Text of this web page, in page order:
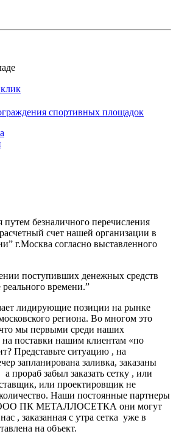
спортивных площадок
путем безналичного перечисления
счет нашей организации в
г.Москва согласно выставленного
поступивших денежных средств
времени.”
лидирующие позиции на рынке
региона. Во многом это
что мы первыми среди наших
поставки нашим клиентам «по
Представьте ситуацию , на
запланирована заливка, заказаны
прораб забыл заказать сетку , или
или проектировщик не
Наши постоянные партнеры
ООО ПК МЕТАЛЛОСЕТКА они могут
, заказанная с утра сетка уже в
на объект.